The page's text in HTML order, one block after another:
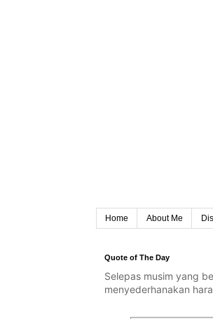
Home About Me
Quote of The Day
Selepas musim yang
menyederhanakan